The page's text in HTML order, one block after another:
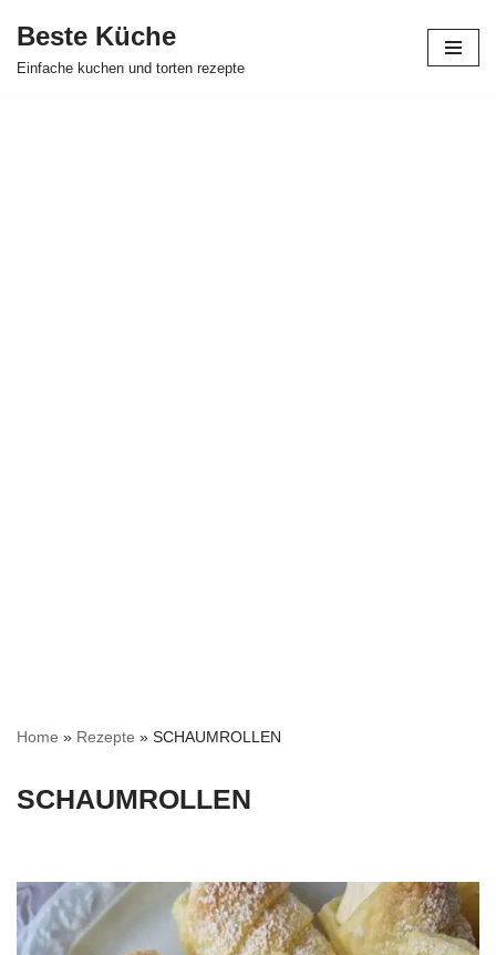
Zum
Beste Küche
Einfache kuchen und torten rezepte
Home » Rezepte » SCHAUMROLLEN
SCHAUMROLLEN